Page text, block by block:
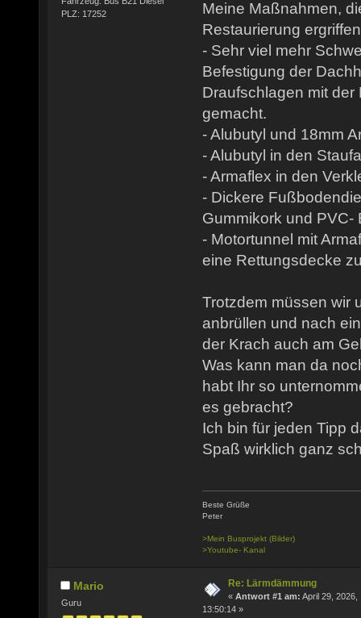
PLZ: 17252
Meine Maßnahmen,
Restaurierung
- Sehr viel mehr
Befestigung der
Draufschlagen mit
gemacht.
- Alubutyl und 18mm
- Alubutyl in den
- Armaflex in den
- Dickere
Gummikork und PVC-
- Motortunnel mit
eine Rettungsdecke
Trotzdem müssen wir
anbrüllen und nach
der Krach auch am
Was kann man da
habt Ihr so
es gebracht?
Ich bin für jeden Tipp
Spaß wirklich ganz
Beste Grüße
Peter
>Mein Busprojekt (Bilder)
>Youtube- Kanal
Mario
Guru
Re: Lärmdämmung
« Antwort #1 am: April 29, 2026,
13:50:14 »